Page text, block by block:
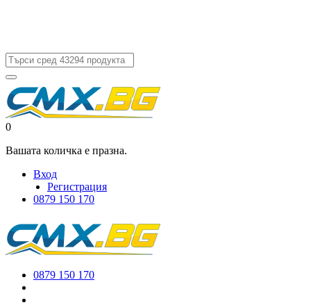
0
Вашата количка е празна.
Вход
Регистрация
0879 150 170
0879 150 170